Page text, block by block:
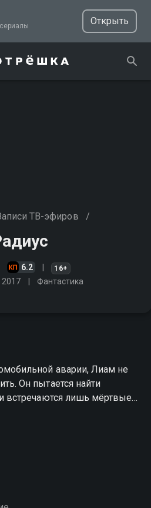
ТВ, фильмы и сериалы
Открыть
ТВ-эфиров /
6.2 16+
2017 Фантастика
аварии, Лиам не
Он пытается найти
встречаются лишь мёртвые